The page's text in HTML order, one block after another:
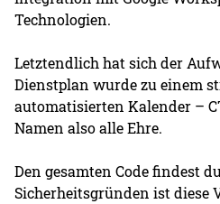
Technologien.
Letztendlich hat sich der
Dienstplan wurde zu einem
automatisierten Kalender –
Namen also alle Ehre.
Den gesamten Code findest
Sicherheitsgründen ist